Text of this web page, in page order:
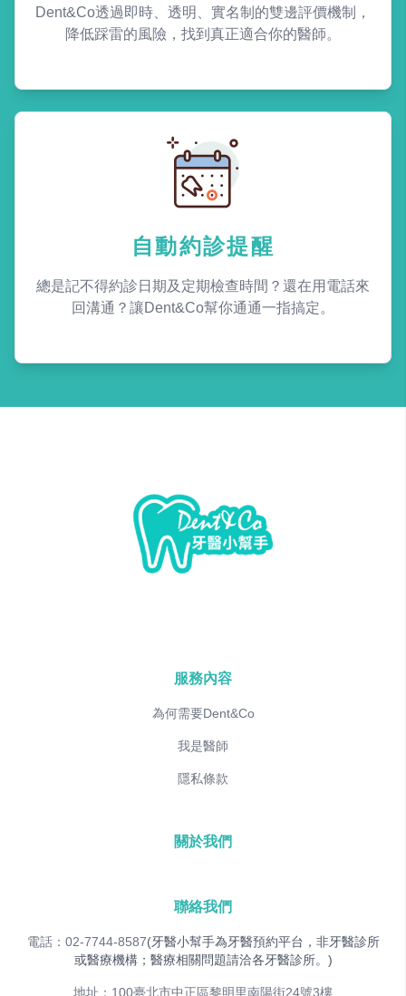
Dent&Co透過即時、透明、實名制的雙邊評價機制，
降低踩雷的風險，找到真正適合你的醫師。
自動約診提醒
總是記不得約診日期及定期檢查時間？還在用電話來
回溝通？讓Dent&Co幫你通通一指搞定。
服務內容
為何需要Dent&Co
我是醫師
隱私條款
關於我們
聯絡我們
電話：02-7744-8587(牙醫小幫手為牙醫預約平台，非牙醫診所
或醫療機構；醫療相關問題請洽各牙醫診所。)
地址：100臺北市中正區黎明里南陽街24號3樓